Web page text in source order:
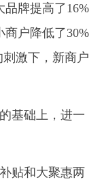
牌提高了16%
商户降低了30%
激下，新商户
基础上，进一
贴和大聚惠两